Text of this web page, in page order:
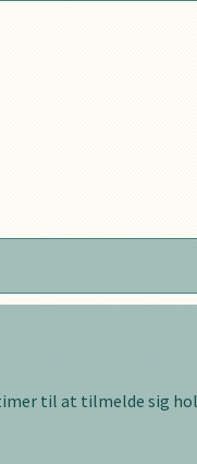
til at tilmelde sig